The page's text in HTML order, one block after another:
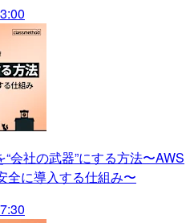
“会社の武器”にする方法〜AWS
全に導入する仕組み〜